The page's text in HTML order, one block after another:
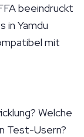
beeindruckt
in Yamdu
mit
Welche
Test-Usern?